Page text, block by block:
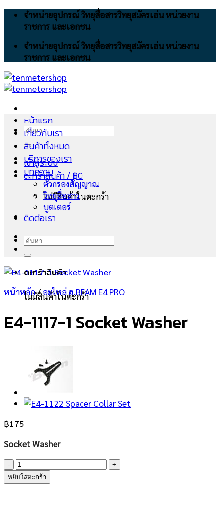
Skip
จำหน่ายอุปกรณ์ วิทยุสื่อสารวิทยุสมัครเล่น หน่วยงาน
ราชการ และเอกชน
จำหน่ายอุปกรณ์ วิทยุสื่อสารวิทยุสมัครเล่น หน่วยงาน
ราชการ และเอกชน
ค้นหา:
เข้าสู่ระบบ
ตะกร้าสินค้า /฿0
ไม่มีสินค้าในตะกร้า
ตะกร้าสินค้า
ไม่มีสินค้าในตะกร้า
หน้าแรก
เกี่ยวกับเรา
สินค้าทั้งหมด
บริการของเรา
บทความ
ตัวกรองสัญญาณ
วิทยุสื่อสาร
บูตเตอร์
ติดต่อเรา
ค้นหา:
หน้าหลัก/อะไหล่ ฮ.BEAM E4 PRO
E4-1117-1 Socket Washer
฿175
Socket Washer
จำนวน
E4-
1117-
หยิบใส่ตะกร้า